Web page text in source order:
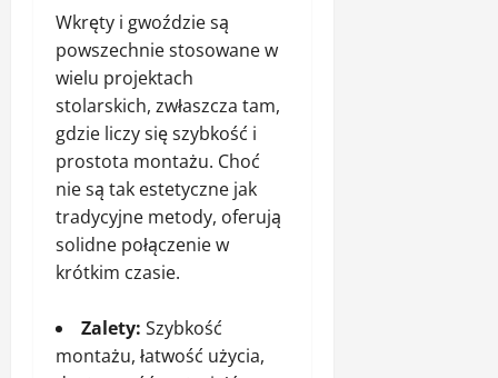
Wkręty i gwoździe są
powszechnie stosowane w
wielu projektach
stolarskich, zwłaszcza tam,
gdzie liczy się szybkość i
prostota montażu. Choć
nie są tak estetyczne jak
tradycyjne metody, oferują
solidne połączenie w
krótkim czasie.
Zalety: Szybkość
montażu, łatwość użycia,